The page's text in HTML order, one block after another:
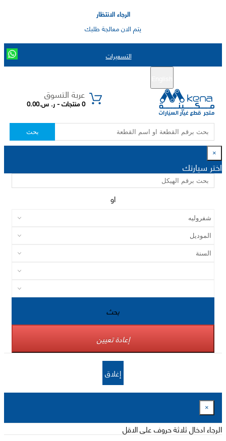
الرجاء الانتظار
يتم الان معالجة طلبك
التسعيرات
عربة التسوق
0 منتجات - ر. س.0.00
بحث
×
اختر سيارتك
او
بحث
إعادة تعيين
إغلاق
×
الرجاء ادخال ثلاثة حروف على الاقل